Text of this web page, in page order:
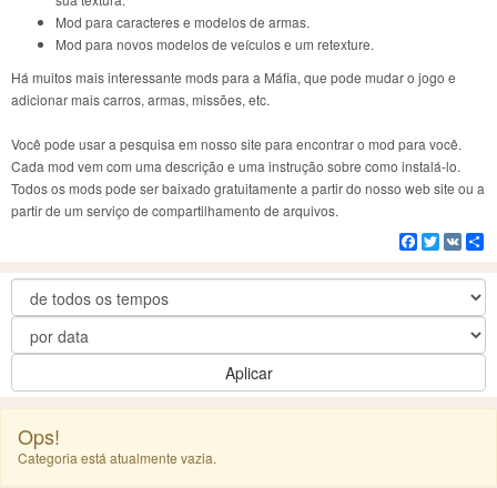
Mod para caracteres e modelos de armas.
Mod para novos modelos de veículos e um retexture.
Há muitos mais interessante mods para a Máfia, que pode mudar o jogo e
adicionar mais carros, armas, missões, etc.
Você pode usar a pesquisa em nosso site para encontrar o mod para você.
Cada mod vem com uma descrição e uma instrução sobre como instalá-lo.
Todos os mods pode ser baixado gratuitamente a partir do nosso web site ou a
partir de um serviço de compartilhamento de arquivos.
Facebook
Twitter
VK
Aplicar
Ops!
Categoria está atualmente vazia.